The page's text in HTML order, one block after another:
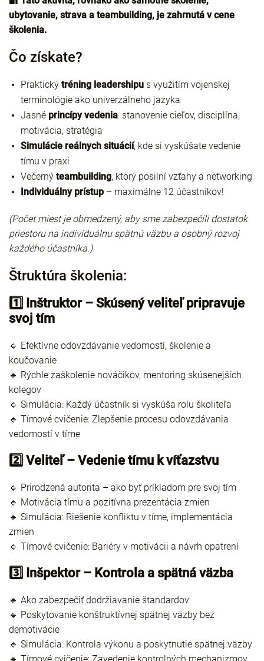
ubytovanie, strava a teambuilding, je zahrnutá v cene
školenia.
Čo získate?
Praktický tréning leadershipu s využitím vojenskej
terminológie ako univerzálneho jazyka
Jasné princípy vedenia: stanovenie cieľov, disciplína,
motivácia, stratégia
Simulácie reálnych situácií, kde si vyskúšate vedenie
tímu v praxi
Večerný teambuilding, ktorý posilní vzťahy a networking
Individuálny prístup – maximálne 12 účastníkov!
(Počet miest je obmedzený, aby sme zabezpečili dostatok
priestoru na individuálnu spätnú väzbu a osobný rozvoj
každého účastníka.)
Štruktúra školenia:
1️⃣ Inštruktor – Skúsený veliteľ pripravuje
svoj tím
🔹 Efektívne odovzdávanie vedomostí, školenie a
koučovanie
🔹 Rýchle zaškolenie nováčikov, mentoring skúsenejších
kolegov
🔹 Simulácia: Každý účastník si vyskúša rolu školiteľa
🔹 Tímové cvičenie: Zlepšenie procesu odovzdávania
vedomostí v tíme
2️⃣ Veliteľ – Vedenie tímu k víťazstvu
🔹 Prirodzená autorita – ako byť príkladom pre svoj tím
🔹 Motivácia tímu a pozitívna prezentácia zmien
🔹 Simulácia: Riešenie konfliktu v tíme, implementácia
zmien
🔹 Tímové cvičenie: Bariéry v motivácii a návrh opatrení
3️⃣ Inšpektor – Kontrola a spätná väzba
🔹 Ako zabezpečiť dodržiavanie štandardov
🔹 Poskytovanie konštruktívnej spätnej väzby bez
demotivácie
🔹 Simulácia: Kontrola výkonu a poskytnutie spätnej väzby